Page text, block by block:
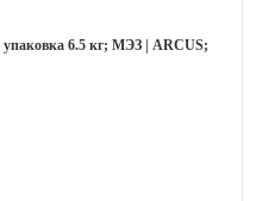
6.5 кг; МЭЗ | ARCUS;